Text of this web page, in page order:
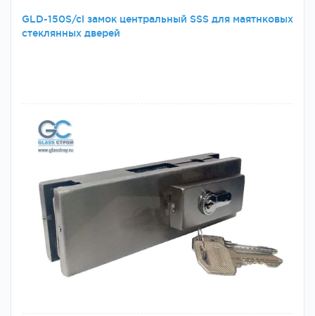
GLD-150S/cl замок центральный SSS для маятнковых
стеклянных дверей